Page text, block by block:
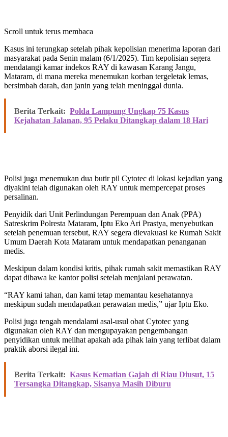
Scroll untuk terus membaca
Kasus ini terungkap setelah pihak kepolisian menerima laporan dari
masyarakat pada Senin malam (6/1/2025). Tim kepolisian segera
mendatangi kamar indekos RAY di kawasan Karang Jangu,
Mataram, di mana mereka menemukan korban tergeletak lemas,
bersimbah darah, dan janin yang telah meninggal dunia.
Berita Terkait: Polda Lampung Ungkap 75 Kasus
Kejahatan Jalanan, 95 Pelaku Ditangkap dalam 18 Hari
Polisi juga menemukan dua butir pil Cytotec di lokasi kejadian yang
diyakini telah digunakan oleh RAY untuk mempercepat proses
persalinan.
Penyidik dari Unit Perlindungan Perempuan dan Anak (PPA)
Satreskrim Polresta Mataram, Iptu Eko Ari Prastya, menyebutkan
setelah penemuan tersebut, RAY segera dievakuasi ke Rumah Sakit
Umum Daerah Kota Mataram untuk mendapatkan penanganan
medis.
Meskipun dalam kondisi kritis, pihak rumah sakit memastikan RAY
dapat dibawa ke kantor polisi setelah menjalani perawatan.
“RAY kami tahan, dan kami tetap memantau kesehatannya
meskipun sudah mendapatkan perawatan medis,” ujar Iptu Eko.
Polisi juga tengah mendalami asal-usul obat Cytotec yang
digunakan oleh RAY dan mengupayakan pengembangan
penyidikan untuk melihat apakah ada pihak lain yang terlibat dalam
praktik aborsi ilegal ini.
Berita Terkait: Kasus Kematian Gajah di Riau Diusut, 15
Tersangka Ditangkap, Sisanya Masih Diburu